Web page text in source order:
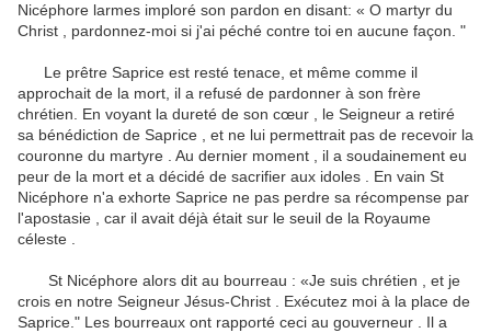
Nicéphore larmes imploré son pardon en disant: « O martyr du
Christ , pardonnez-moi si j'ai péché contre toi en aucune façon. "
Le prêtre Saprice est resté tenace, et même comme il
approchait de la mort, il a refusé de pardonner à son frère
chrétien.
En voyant la dureté de son cœur , le Seigneur a retiré
sa bénédiction de Saprice , et ne lui permettrait pas de recevoir la
couronne du martyre .
Au dernier moment , il a soudainement eu
peur de la mort et a décidé de sacrifier aux idoles .
En vain St
Nicéphore n'a exhorte Saprice ne pas perdre sa récompense par
l'apostasie , car il avait déjà était sur le seuil de la Royaume
céleste .
St Nicéphore alors dit au bourreau : «Je suis chrétien , et je
crois en notre Seigneur Jésus-Christ .
Exécutez moi à la place de
Saprice." Les bourreaux ont rapporté ceci au gouverneur .
Il a